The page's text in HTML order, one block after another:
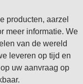
producten, aarzel
meer informatie. We
van de wereld
leveren op tijd en
uw aanvraag op